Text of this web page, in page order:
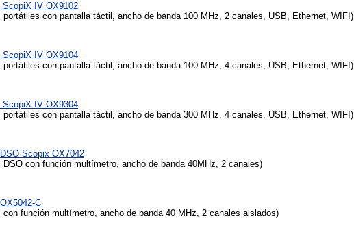
IV OX9102
con pantalla táctil, ancho de banda 100 MHz, 2 canales, USB, Ethernet, WIFI)
IV OX9104
con pantalla táctil, ancho de banda 100 MHz, 4 canales, USB, Ethernet, WIFI)
IV OX9304
con pantalla táctil, ancho de banda 300 MHz, 4 canales, USB, Ethernet, WIFI)
Scopix OX7042
con función multímetro, ancho de banda 40MHz, 2 canales)
C
función multímetro, ancho de banda 40 MHz, 2 canales aislados)